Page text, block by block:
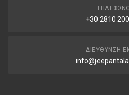
+30 2810
ΔΙΕΎΘΥΝΣΗ